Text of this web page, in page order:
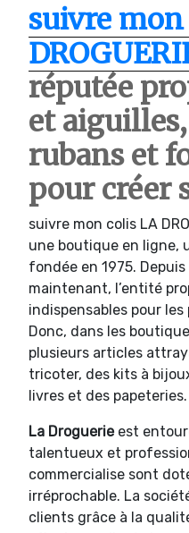
suivre
réputée
et
rubans et
pour créer
suivre mon colis LA
une boutique en ligne,
fondée en 1975.
maintenant, l’entité
indispensables pour
Donc, dans les
plusieurs articles
tricoter, des kits à
livres et des papeteries.
La Droguerie est
talentueux et
commercialise sont
irréprochable. La
clients grâce à la